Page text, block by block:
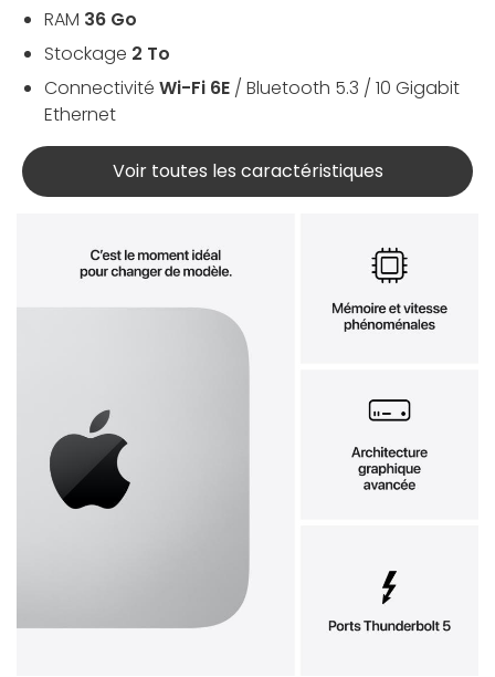
RAM 36 Go
Stockage 2 To
Connectivité Wi-Fi 6E / Bluetooth 5.3 / 10 Gigabit
Ethernet
Voir toutes les caractéristiques